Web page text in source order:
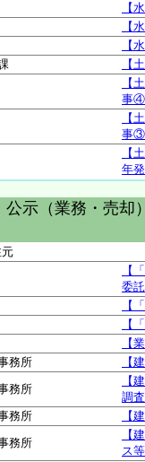
【
【
【
【
【
事④
【
事③
【
年
業務・売却）
【
委託
【
【
【
務所
【
務所
【
調
務所
【
務所
【
ス